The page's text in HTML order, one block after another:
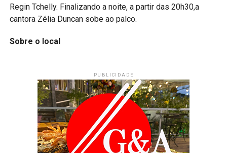
Regin Tchelly. Finalizando a noite, a partir das 20h30,a
cantora Zélia Duncan sobe ao palco.
Sobre o local
PUBLICIDADE